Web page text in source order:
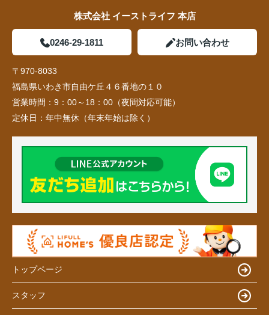
株式会社 イーストライフ 本店
0246-29-1811 お問い合わせ
〒970-8033
福島県いわき市自由ケ丘４６番地の１０
営業時間： 9：00～18：00（夜間対応可能）
定休日： 年中無休（年末年始は除く）
トップページ
スタッフ